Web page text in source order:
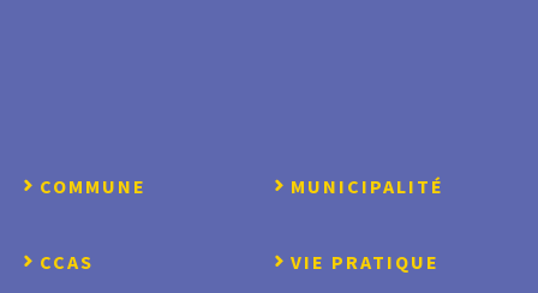
COMMUNE MUNICIPALITÉ
CCAS VIE PRATIQUE